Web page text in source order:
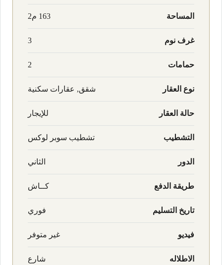
المساحة 163 م2
غرف نوم 3
حمامات 2
نوع العقار شقق, عقارات سكنية
حالة العقار للإيجار
التشطيب تشطيب سوبر لوكس
الدور الثاني
طريقة الدفع كــاش
تاريخ التسليم فوري
فيديو غير متوفر
الاطلاله شارع